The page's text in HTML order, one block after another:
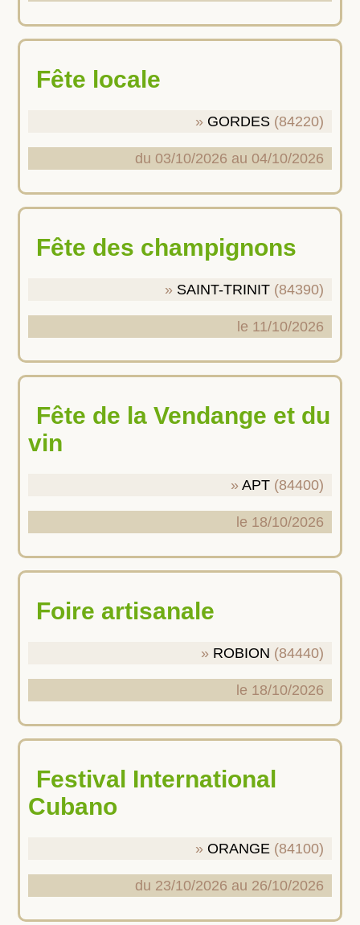
Fête locale
GORDES (84220)
du 03/10/2026 au 04/10/2026
Fête des champignons
SAINT-TRINIT (84390)
le 11/10/2026
Fête de la Vendange et du
vin
APT (84400)
le 18/10/2026
Foire artisanale
ROBION (84440)
le 18/10/2026
Festival International
Cubano
ORANGE (84100)
du 23/10/2026 au 26/10/2026